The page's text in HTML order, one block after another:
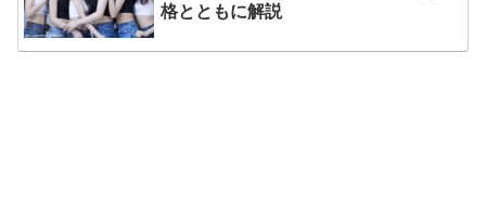
格とともに解説